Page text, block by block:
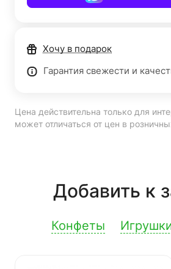
Хочу в подарок
Гарантия свежести и
Цена действительна только для
может отличаться от цен в
Добавить к
Конфеты